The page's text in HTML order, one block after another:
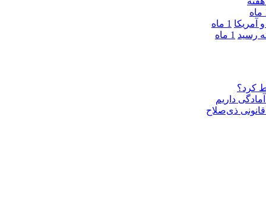
آمریکا 1 ماه
1 ماه
کرد؟
داریم
قانونی ذی‌‏صلاح